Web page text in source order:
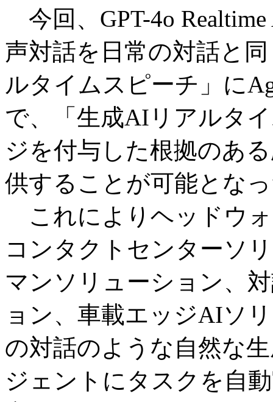
今回、GPT-4o
声対話を日常の対話と
ルタイムスピーチ」に
で、「生成AIリアルタ
ジを付与した根拠のあ
供することが可能とな
これによりヘッドウ
コンタクトセンターソ
マンソリューション、
ョン、車載エッジAIソ
の対話のような自然な
ジェントにタスクを自